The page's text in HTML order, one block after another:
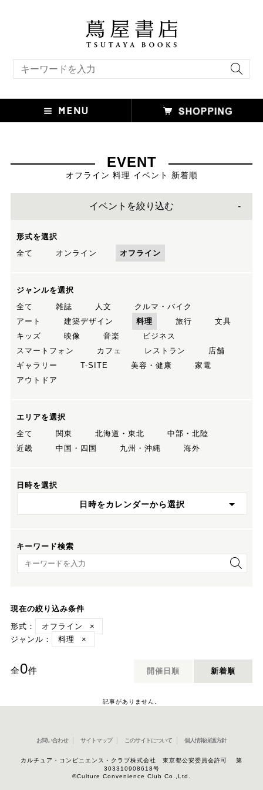
EVENT
オフライン 料理 イベント 新着順
イベントを絞り込む
形式を選択
全て
オンライン オフライン
ジャンルを選択
全て
雑誌 人文
クルマ・バイク
アート
建築デザイン 料理 旅行
文具
キッズ
映像 音楽
ビジネス
スマートフォン
カフェ レストラン
店舗
ギャラリー
T-SITE 美容・健康
家電
アウトドア
エリアを選択
全て
関東 北海道・東北
中部・北陸
近畿
中国・四国 九州・沖縄 海外
日時を選択
日時をカレンダーから選択
キーワード検索
キーワード検索
現在の絞り込み条件
形式：
オフライン
×
ジャンル：
料理 ×
全0件 開催日順 新着順
記事がありません。
お問い合わせ サイトマップ このサイトについて 個人情報保護方針
カルチュア・コンビニエンス・クラブ株式会社 東京都公安委員会許可 第
303310908618号
©Culture Convenience Club Co.,Ltd.